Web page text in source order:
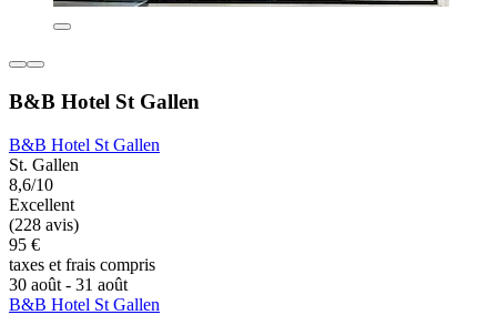
B&B Hotel St Gallen
B&B Hotel St Gallen
St. Gallen
8,6/10
Excellent
(228 avis)
95 €
taxes et frais compris
30 août - 31 août
B&B Hotel St Gallen